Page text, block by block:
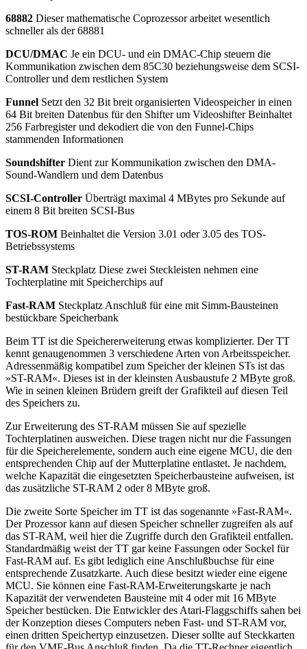
68882 Dieser mathematische Coprozessor arbeitet wesentlich
schneller als der 68881
DCU/DMAC Je ein DCU- und ein DMAC-Chip steuern die
Kommunikation zwischen dem 85C30 beziehungsweise dem SCSI-
Controller und dem restlichen System
Funnel Setzt den 32 Bit breit organisierten Videospeicher in einen
64 Bit breiten Datenbus für den Shifter um Videoshifter Beinhaltet
256 Farbregister und dekodiert die von den Funnel-Chips
stammenden Informationen
Soundshifter Dient zur Kommunikation zwischen den DMA-
Sound-Wandlern und dem Datenbus
SCSI-Controller Überträgt maximal 4 MBytes pro Sekunde auf
einem 8 Bit breiten SCSI-Bus
TOS-ROM Beinhaltet die Version 3.01 oder 3.05 des TOS-
Betriebssystems
ST-RAM Steckplatz Diese zwei Steckleisten nehmen eine
Tochterplatine mit Speicherchips auf
Fast-RAM Steckplatz Anschluß für eine mit Simm-Bausteinen
bestückbare Speicherbank
Beim TT ist die Speichererweiterung etwas komplizierter. Der TT
kennt genaugenommen 3 verschiedene Arten von Arbeitsspeicher.
Adressenmäßig kompatibel zum Speicher der kleinen STs ist das
»ST-RAM«. Dieses ist in der kleinsten Ausbaustufe 2 MByte groß.
Wie in seinen kleinen Brüdern greift der Grafikteil auf diesen Teil
des Speichers zu.
Zur Erweiterung des ST-RAM müssen Sie auf spezielle
Tochterplatinen ausweichen. Diese tragen nicht nur die Fassungen
für die Speicherelemente, sondern auch eine eigene MCU, die den
entsprechenden Chip auf der Mutterplatine entlastet. Je nachdem,
welche Kapazität die eingesetzten Speicherbausteine aufweisen, ist
das zusätzliche ST-RAM 2 oder 8 MByte groß.
Die zweite Sorte Speicher im TT ist das sogenannte »Fast-RAM«.
Der Prozessor kann auf diesen Speicher schneller zugreifen als auf
das ST-RAM, weil hier die Zugriffe durch den Grafikteil entfallen.
Standardmäßig weist der TT gar keine Fassungen oder Sockel für
Fast-RAM auf. Es gibt lediglich eine Anschlußbuchse für eine
entsprechende Zusatzkarte. Auch diese besitzt wieder eine eigene
MCU. Sie können eine Fast-RAM-Erweiterungskarte je nach
Kapazität der verwendeten Bausteine mit 4 oder mit 16 MByte
Speicher bestücken. Die Entwickler des Atari-Flaggschiffs sahen bei
der Konzeption dieses Computers neben Fast- und ST-RAM vor,
einen dritten Speichertyp einzusetzen. Dieser sollte auf Steckkarten